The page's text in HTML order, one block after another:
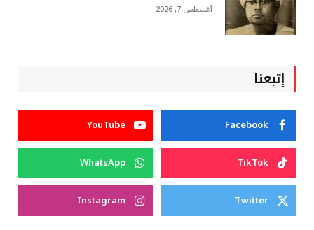
أغسطس 7, 2026
إتبعنا
Facebook
YouTube
TikTok
WhatsApp
Twitter
Instagram